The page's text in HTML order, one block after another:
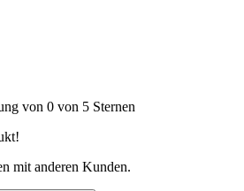
von 0 von 5 Sternen
mit anderen Kunden.